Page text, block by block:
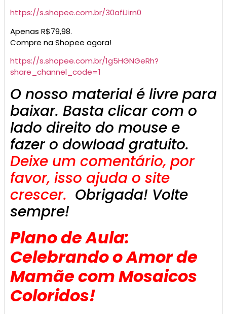
https://s.shopee.com.br/30afiJirn0
Apenas R$79,98.
Compre na Shopee agora!
https://s.shopee.com.br/1g5HGNGeRh?
share_channel_code=1
O nosso material é livre para
baixar. Basta clicar com o
lado direito do mouse e
fazer o dowload gratuito.
Deixe um comentário, por
favor, isso ajuda o site
crescer. Obrigada! Volte
sempre!
Plano de Aula:
Celebrando o Amor de
Mamãe com Mosaicos
Coloridos!